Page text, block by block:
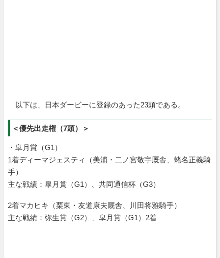
以下は、日本ダービーに登録のあった23頭である。
＜優先出走権（7頭）＞
・皐月賞（G1）
1着ディーマジェスティ（美浦・二ノ宮敬宇厩舎、蛯名正義騎
手）
主な戦績：皐月賞（G1）、共同通信杯（G3）
2着マカヒキ（栗東・友道康夫厩舎、川田将雅騎手）
主な戦績：弥生賞（G2）、皐月賞（G1）2着